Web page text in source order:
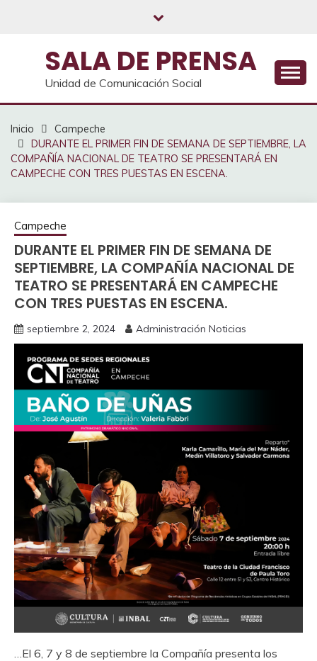
SALA DE PRENSA
Unidad de Comunicación Social
Inicio
Campeche
DURANTE EL PRIMER FIN DE SEMANA DE SEPTIEMBRE, LA
COMPAÑÍA NACIONAL DE TEATRO SE PRESENTARÁ EN
CAMPECHE CON TRES PUESTAS EN ESCENA.
Campeche
DURANTE EL PRIMER FIN DE SEMANA DE
SEPTIEMBRE, LA COMPAÑÍA NACIONAL DE
TEATRO SE PRESENTARÁ EN CAMPECHE
CON TRES PUESTAS EN ESCENA.
septiembre 2, 2024 Administración Noticias
…El 6, 7 y 8 de septiembre la Compañía presenta los